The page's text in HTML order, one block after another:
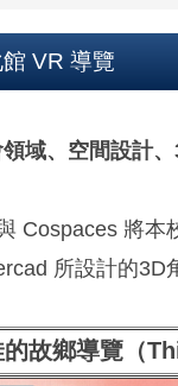
VR 導覽
域、空間設計
Cospaces 將
所設計的3D
故鄉導覽（